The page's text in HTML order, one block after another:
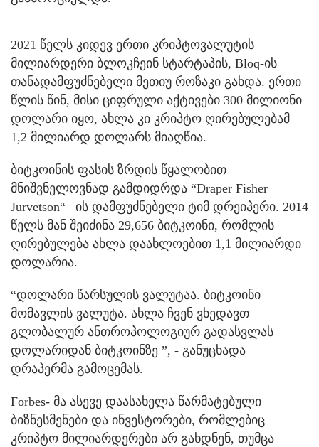
2021 წელს კიდევ ერთი კრიპტოვალუტის
მილიარდერი ბლოკჩეინ სტარტაპის, Bloq-ის
თანადამფუძნებელი მეთიუ როზაკი გახდა. ერთი
წლის წინ, მისი ციფრული აქტივები 300 მილიონი
დოლარი იყო, ახლა კი კრიპტო ღირებულებამ
1,2 მილიარდ დოლარს მიაღწია.
ბიტკოინის ფასის ზრდის წყალობით
მნიშვნელოვნად გამდიდრდა “Draper Fisher
Jurvetson“– ის დამფუძნებელი ტიმ დრეიპერი. 2014
წელს მან შეიძინა 29,656 ბიტკოინი, რომლის
ღირებულება ახლა დაახლოებით 1,1 მილიარდი
დოლარია.
“დოლარი წარსულის ვალუტაა. ბიტკოინი
მომავლის ვალუტა. ახლა ჩვენ ვხედავთ
გლობალურ ანთროპოლოგიურ გადასვლას
დოლარიდან ბიტკოინზე ”, - განუცხადა
დრაპერმა გამოცემას.
Forbes- მა ასევე დაასახელა წარმატებული
ბიზნესმენები და ინვესტორები, რომლებიც
კრიპტო მილიარდერები არ გახდნენ, თუმცა